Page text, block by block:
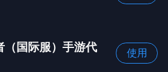
（国际服）手游代
使用